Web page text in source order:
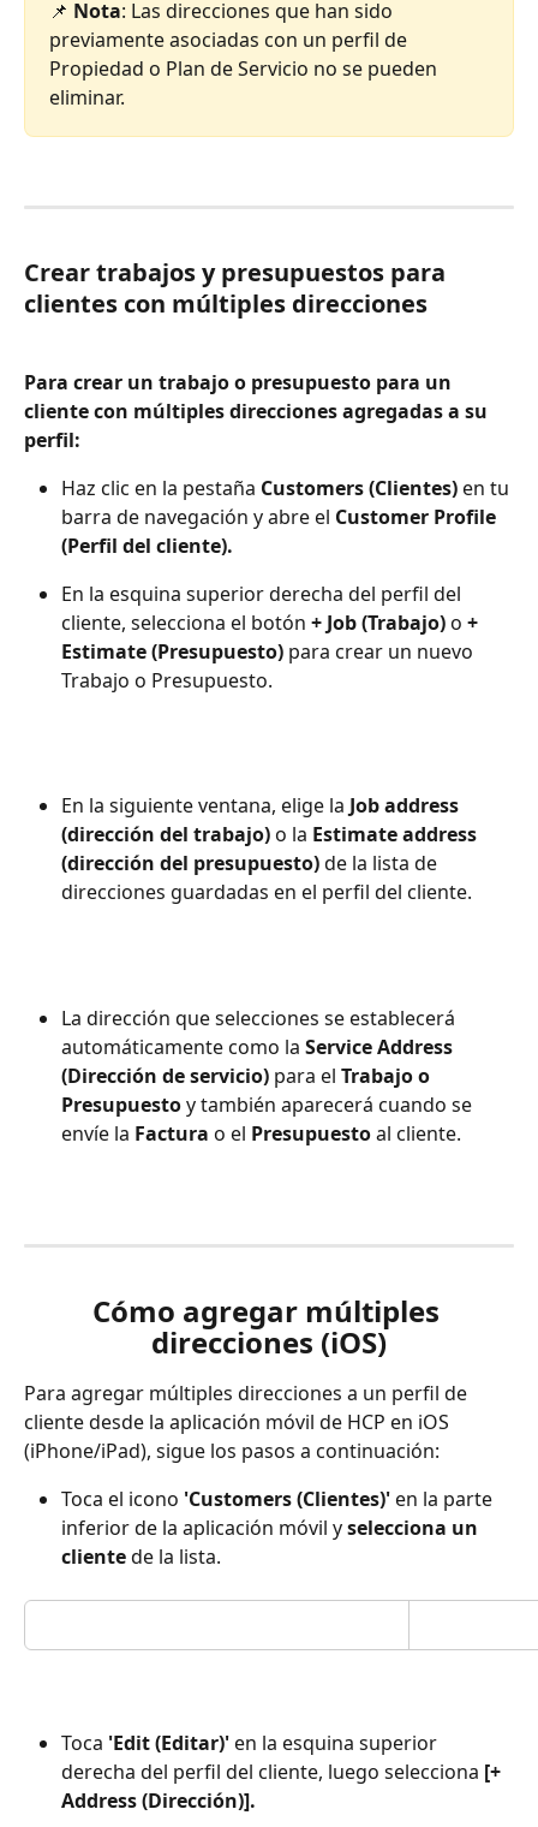
📌 Nota: Las direcciones que han sido
previamente asociadas con un perfil de
Propiedad o Plan de Servicio no se pueden
eliminar.
Crear trabajos y presupuestos para
clientes con múltiples direcciones
Para crear un trabajo o presupuesto para un
cliente con múltiples direcciones agregadas a su
perfil:
Haz clic en la pestaña Customers (Clientes) en tu
barra de navegación y abre el Customer Profile
(Perfil del cliente).
En la esquina superior derecha del perfil del
cliente, selecciona el botón + Job (Trabajo) o +
Estimate (Presupuesto) para crear un nuevo
Trabajo o Presupuesto.
En la siguiente ventana, elige la Job address
(dirección del trabajo) o la Estimate address
(dirección del presupuesto) de la lista de
direcciones guardadas en el perfil del cliente.
La dirección que selecciones se establecerá
automáticamente como la Service Address
(Dirección de servicio) para el Trabajo o
Presupuesto y también aparecerá cuando se
envíe la Factura o el Presupuesto al cliente.
Cómo agregar múltiples
direcciones (iOS)
Para agregar múltiples direcciones a un perfil de
cliente desde la aplicación móvil de HCP en iOS
(iPhone/iPad), sigue los pasos a continuación:
Toca el icono 'Customers (Clientes)' en la parte
inferior de la aplicación móvil y selecciona un
cliente de la lista.
Toca 'Edit (Editar)' en la esquina superior
derecha del perfil del cliente, luego selecciona [+
Address (Dirección)].